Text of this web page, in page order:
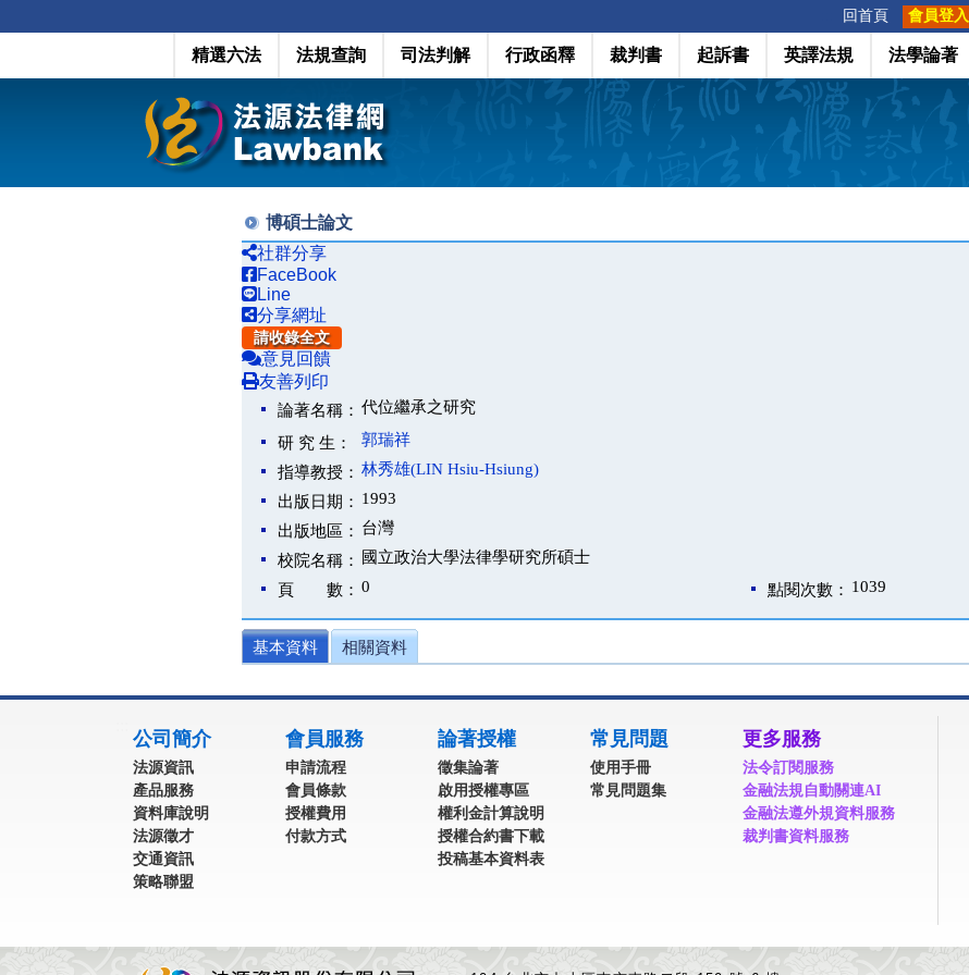
回首頁 會員登入
精選六法 法規查詢 司法判解 行政函釋 裁判書 起訴書 英譯法規 法學論著
博碩士論文
社群分享
FaceBook
Line
分享網址
請收錄全文
意見回饋
友善列印
論著名稱： 代位繼承之研究
研 究 生：
郭瑞祥
指導教授： 林秀雄(LIN Hsiu-Hsiung)
出版日期： 1993
出版地區： 台灣
校院名稱：
國立政治大學法律學研究所碩士
頁 數： 0 點閱次數： 1039
基本資料 相關資料
公司簡介
法源資訊
產品服務
資料庫說明
法源徵才
交通資訊
策略聯盟
會員服務
申請流程
會員條款
授權費用
付款方式
論著授權
徵集論著
啟用授權專區
權利金計算說明
授權合約書下載
投稿基本資料表
常見問題
使用手冊
常見問題集
更多服務
法令訂閱服務
金融法規自動關連AI
金融法遵外規資料服務
裁判書資料服務